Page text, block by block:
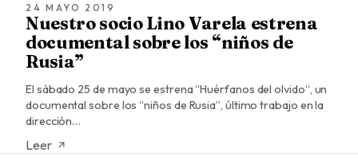
24 MAYO 2019
Nuestro socio Lino Varela estrena
documental sobre los “niños de
Rusia”
El sábado 25 de mayo se estrena “Huérfanos del olvido“, un
documental sobre los “niños de Rusia”, último trabajo en la
dirección…
Leer